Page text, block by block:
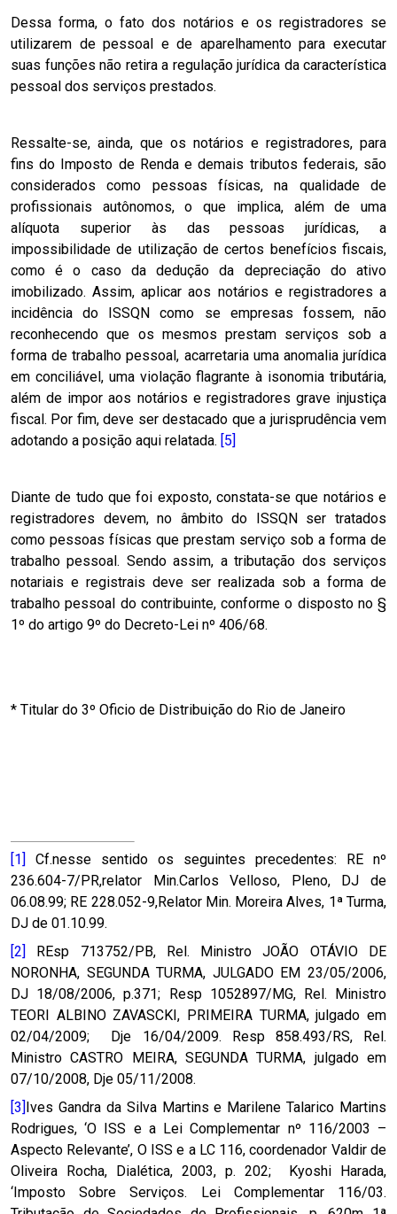
Dessa forma, o fato dos notários e os registradores se
utilizarem de pessoal e de aparelhamento para executar
suas funções não retira a regulação jurídica da característica
pessoal dos serviços prestados.
Ressalte-se, ainda, que os notários e registradores, para
fins do Imposto de Renda e demais tributos federais, são
considerados como pessoas físicas, na qualidade de
profissionais autônomos, o que implica, além de uma
alíquota superior às das pessoas jurídicas, a
impossibilidade de utilização de certos benefícios fiscais,
como é o caso da dedução da depreciação do ativo
imobilizado. Assim, aplicar aos notários e registradores a
incidência do ISSQN como se empresas fossem, não
reconhecendo que os mesmos prestam serviços sob a
forma de trabalho pessoal, acarretaria uma anomalia jurídica
em conciliável, uma violação flagrante à isonomia tributária,
além de impor aos notários e registradores grave injustiça
fiscal. Por fim, deve ser destacado que a jurisprudência vem
adotando a posição aqui relatada. [5]
Diante de tudo que foi exposto, constata-se que notários e
registradores devem, no âmbito do ISSQN ser tratados
como pessoas físicas que prestam serviço sob a forma de
trabalho pessoal. Sendo assim, a tributação dos serviços
notariais e registrais deve ser realizada sob a forma de
trabalho pessoal do contribuinte, conforme o disposto no §
1º do artigo 9º do Decreto-Lei nº 406/68.
* Titular do 3º Oficio de Distribuição do Rio de Janeiro
[1]
Cf.nesse sentido os seguintes precedentes: RE nº
236.604-7/PR,relator Min.Carlos Velloso, Pleno, DJ de
06.08.99; RE 228.052-9,Relator Min. Moreira Alves, 1ª Turma,
DJ de 01.10.99.
[2]
REsp 713752/PB, Rel. Ministro JOÃO OTÁVIO DE
NORONHA, SEGUNDA TURMA, JULGADO EM 23/05/2006,
DJ 18/08/2006, p.371; Resp 1052897/MG, Rel. Ministro
TEORI ALBINO ZAVASCKI, PRIMEIRA TURMA, julgado em
02/04/2009; Dje 16/04/2009. Resp 858.493/RS, Rel.
Ministro CASTRO MEIRA, SEGUNDA TURMA, julgado em
07/10/2008, Dje 05/11/2008.
[3]Ives Gandra da Silva Martins e Marilene Talarico Martins
Rodrigues, ‘O ISS e a Lei Complementar nº 116/2003 –
Aspecto Relevante’, O ISS e a LC 116, coordenador Valdir de
Oliveira Rocha, Dialética, 2003, p. 202; Kyoshi Harada,
‘Imposto Sobre Serviços. Lei Complementar 116/03.